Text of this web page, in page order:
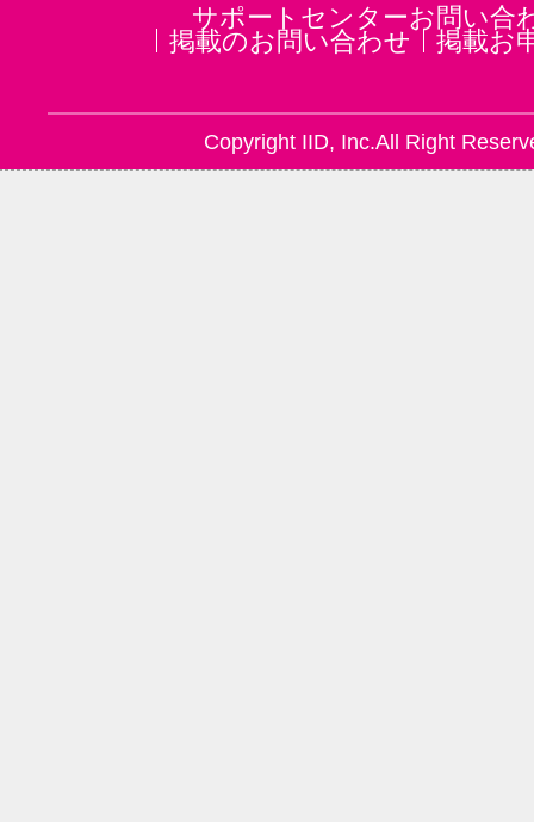
サポートセンターお問い合
掲載のお問い合わせ
掲載お
Copyright IID, Inc.All Right